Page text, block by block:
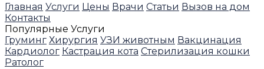
Главная Услуги Цены Врачи Статьи Вызов на дом
Контакты
Популярные Услуги
Груминг Хирургия УЗИ животным Вакцинация
Кардиолог Кастрация кота Стерилизация кошки
Ратолог